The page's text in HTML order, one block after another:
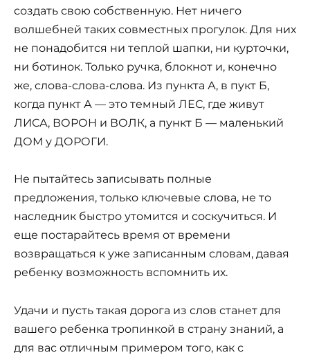
создать свою собственную. Нет ничего
волшебней таких совместных прогулок. Для них
не понадобится ни теплой шапки, ни курточки,
ни ботинок. Только ручка, блокнот и, конечно
же, слова-слова-слова. Из пункта А, в пукт Б,
когда пункт А — это темный ЛЕС, где живут
ЛИСА, ВОРОН и ВОЛК, а пункт Б — маленький
ДОМ у ДОРОГИ.
Не пытайтесь записывать полные
предложения, только ключевые слова, не то
наследник быстро утомится и соскучиться. И
еще постарайтесь время от времени
возвращаться к уже записанным словам, давая
ребенку возможность вспомнить их.
Удачи и пусть такая дорога из слов станет для
вашего ребенка тропинкой в страну знаний, а
для вас отличным примером того, как с